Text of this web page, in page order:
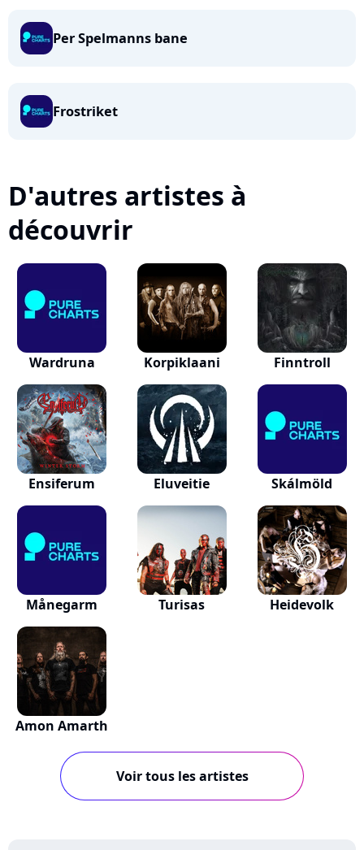
Per Spelmanns bane
Frostriket
D'autres artistes à
découvrir
Wardruna Korpiklaani Finntroll
Ensiferum Eluveitie Skálmöld
Månegarm Turisas Heidevolk
Amon Amarth
Voir tous les artistes